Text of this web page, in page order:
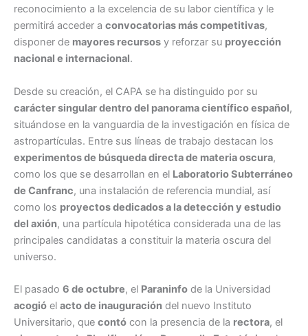
reconocimiento a la excelencia de su labor científica y le
permitirá acceder a convocatorias más competitivas,
disponer de mayores recursos y reforzar su proyección
nacional e internacional.
Desde su creación, el CAPA se ha distinguido por su
carácter singular dentro del panorama científico español,
situándose en la vanguardia de la investigación en física de
astropartículas. Entre sus líneas de trabajo destacan los
experimentos de búsqueda directa de materia oscura,
como los que se desarrollan en el Laboratorio Subterráneo
de Canfranc, una instalación de referencia mundial, así
como los proyectos dedicados a la detección y estudio
del axión, una partícula hipotética considerada una de las
principales candidatas a constituir la materia oscura del
universo.
El pasado 6 de octubre, el Paraninfo de la Universidad
acogió el acto de inauguración del nuevo Instituto
Universitario, que contó con la presencia de la rectora, el